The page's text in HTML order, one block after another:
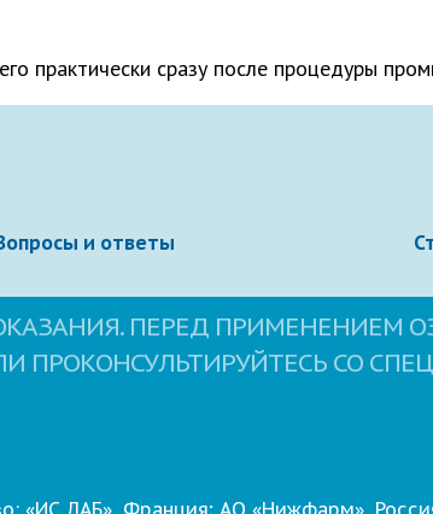
Свернуть
практически сразу после процедуры
и ответы
ПЕРЕД ПРИМЕНЕНИЕМ
ПРОКОНСУЛЬТИРУЙТЕСЬ СО
«ИС ЛАБ», Франция; АО «Нижфарм»,